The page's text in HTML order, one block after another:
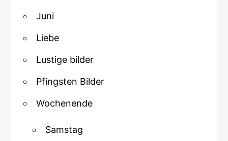
Juni
Liebe
Lustige bilder
Pfingsten Bilder
Wochenende
Samstag